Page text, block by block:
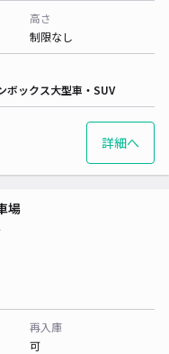
高さ
制限なし
ボックス大型車・SUV
詳細へ
場
再入庫
可